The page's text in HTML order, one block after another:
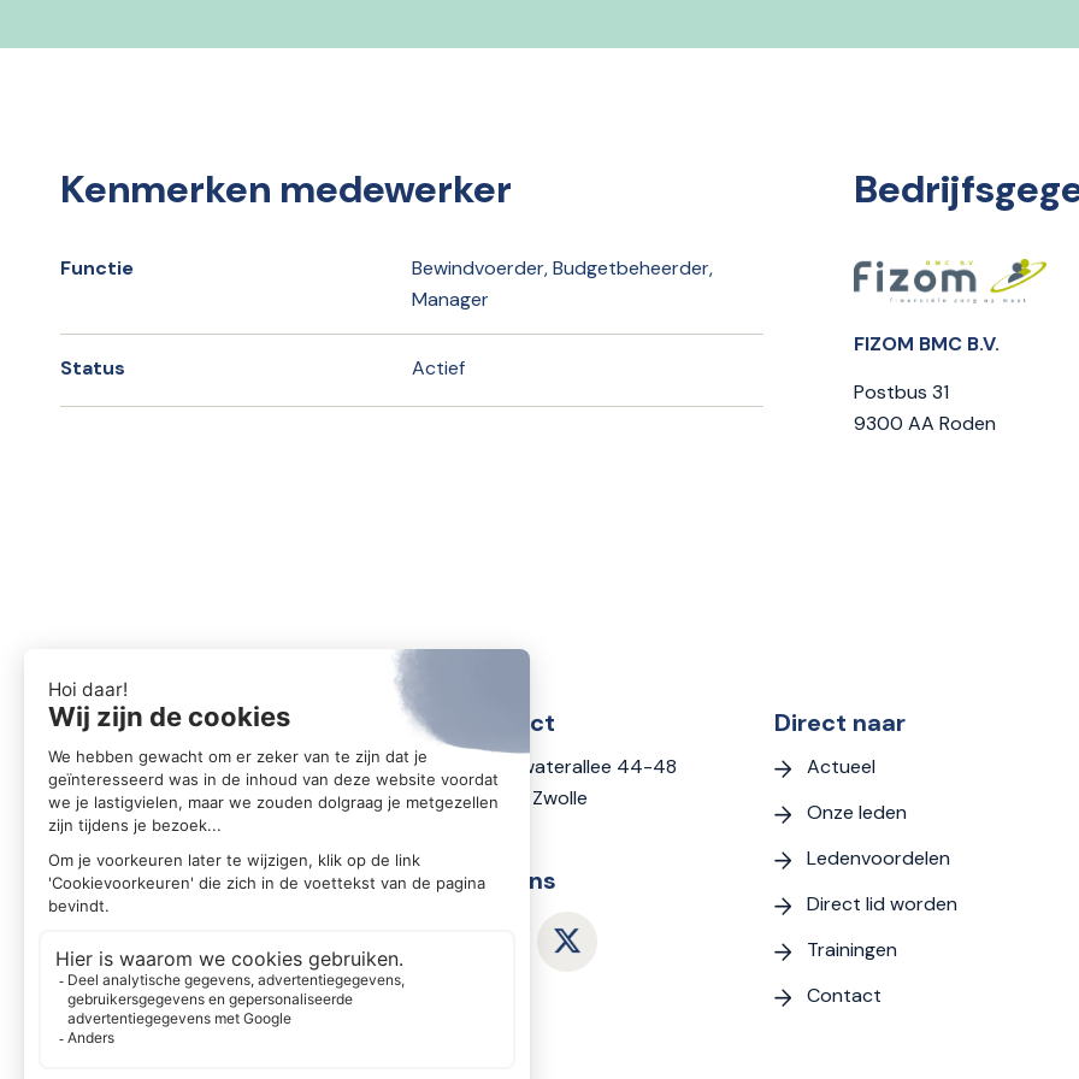
Kenmerken medewerker
Functie
Bewindvoerder, Budgetbeheerder,
Manager
Status Actief
FIZOM BMC B.V.
Postbus 31
9300 AA Roden
Contact
Zwartewaterallee 44-48
8031 DX Zwolle
Volg ons
Direct naar
Actueel
Onze leden
Ledenvoordelen
Direct lid worden
Trainingen
Contact